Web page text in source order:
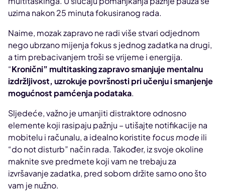
uzima nakon 25 minuta fokusiranog rada.
Naime, mozak zapravo ne radi više stvari odjednom
nego ubrzano mijenja fokus s jednog zadatka na drugi,
a tim prebacivanjem troši se vrijeme i energija.
“Kronični” multitasking zapravo smanjuje mentalnu
izdržljivost, uzrokuje površnosti pri učenju i smanjenje
mogućnost pamćenja podataka.
Sljedeće, važno je umanjiti distraktore odnosno
elemente koji rasipaju pažnju – utišajte notifikacije na
mobitelu i računalu, a idealno koristite focus mode ili
“do not disturb” način rada. Također, iz svoje okoline
maknite sve predmete koji vam ne trebaju za
izvršavanje zadatka, pred sobom držite samo ono što
vam je nužno.